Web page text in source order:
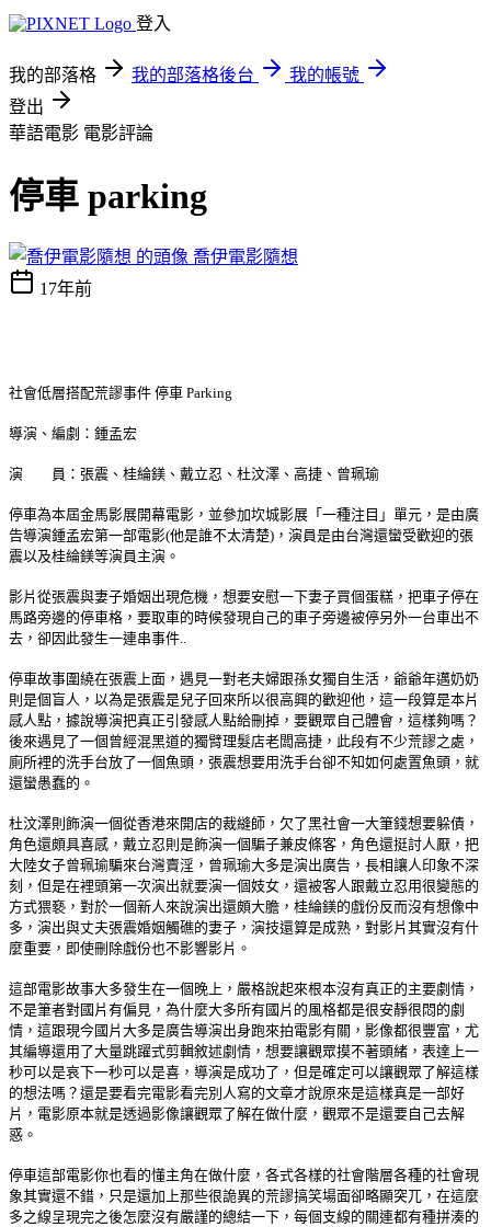
登入
我的部落格 我的部落格後台
我的帳號
登出
華語電影 電影評論
停車 parking
喬伊電影隨想
17年前
社會低層搭配荒謬事件 停車 Parking
導演、編劇：鍾孟宏
演 員：張震、桂綸鎂、戴立忍、杜汶澤、高捷、曾珮瑜
停車為本屆金馬影展開幕電影，並參加坎城影展「一種注目」單元，是由廣
告導演鍾孟宏第一部電影(他是誰不太清楚)，演員是由台灣還蠻受歡迎的張
震以及桂綸鎂等演員主演。
影片從張震與妻子婚姻出現危機，想要安慰一下妻子買個蛋糕，把車子停在
馬路旁邊的停車格，要取車的時候發現自己的車子旁邊被停另外一台車出不
去，卻因此發生一連串事件..
停車故事圍繞在張震上面，遇見一對老夫婦跟孫女獨自生活，爺爺年邁奶奶
則是個盲人，以為是張震是兒子回來所以很高興的歡迎他，這一段算是本片
感人點，據說導演把真正引發感人點給刪掉，要觀眾自己體會，這樣夠嗎？
後來遇見了一個曾經混黑道的獨臂理髮店老闆高捷，此段有不少荒謬之處，
廁所裡的洗手台放了一個魚頭，張震想要用洗手台卻不知如何處置魚頭，就
還蠻愚蠢的。
杜汶澤則飾演一個從香港來開店的裁縫師，欠了黑社會一大筆錢想要躲債，
角色還頗具喜感，戴立忍則是飾演一個騙子兼皮條客，角色還挺討人厭，把
大陸女子曾珮瑜騙來台灣賣淫，曾珮瑜大多是演出廣告，長相讓人印象不深
刻，但是在裡頭第一次演出就要演一個妓女，還被客人跟戴立忍用很變態的
方式猥褻，對於一個新人來說演出還頗大膽，桂綸鎂的戲份反而沒有想像中
多，演出與丈夫張震婚姻觸礁的妻子，演技還算是成熟，對影片其實沒有什
麼重要，即使刪除戲份也不影響影片。
這部電影故事大多發生在一個晚上，嚴格說起來根本沒有真正的主要劇情，
不是筆者對國片有偏見，為什麼大多所有國片的風格都是很安靜很悶的劇
情，這跟現今國片大多是廣告導演出身跑來拍電影有關，影像都很豐富，尤
其編導還用了大量跳躍式剪輯敘述劇情，想要讓觀眾摸不著頭緒，表達上一
秒可以是哀下一秒可以是喜，導演是成功了，但是確定可以讓觀眾了解這樣
的想法嗎？還是要看完電影看完別人寫的文章才說原來是這樣真是一部好
片，電影原本就是透過影像讓觀眾了解在做什麼，觀眾不是還要自己去解
惑。
停車這部電影你也看的懂主角在做什麼，各式各樣的社會階層各種的社會現
象其實還不錯，只是還加上那些很詭異的荒謬搞笑場面卻略顯突兀，在這麼
多之線呈現完之後怎麼沒有嚴謹的總結一下，每個支線的關連都有種拼湊的